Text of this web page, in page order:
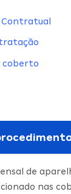
Contratual
coberto
de
nas